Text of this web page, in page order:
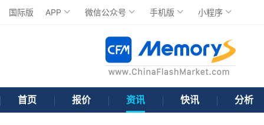
国际版 APP 微信公众号 手机版 小程序
首页 报价 资讯 快讯 分析